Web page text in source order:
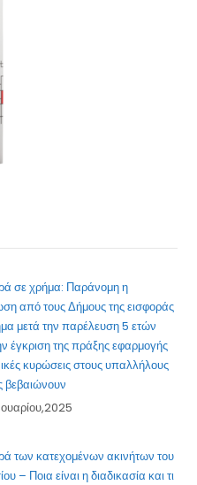
σε χρήμα: Παράνομη η
από τους Δήμους της εισφοράς
μετά την παρέλευση 5 ετών
έγκριση της πράξης εφαρμογής
κυρώσεις στους υπαλλήλους
βεβαιώνουν
των κατεχομένων ακινήτων του
– Ποια είναι η διαδικασία και τι